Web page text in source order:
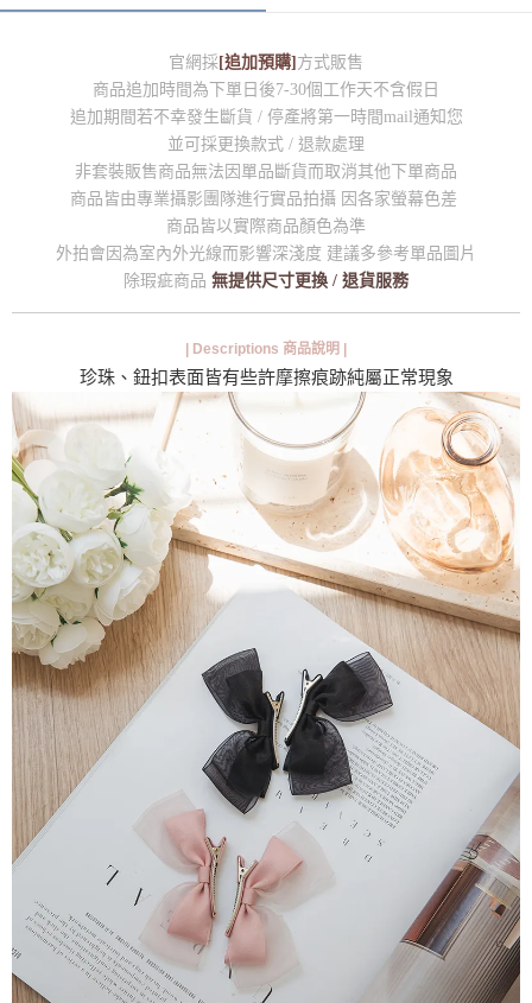
官網採[追加預購]方式販售
商品追加時間為下單日後7-30個工作天不含假日
追加期間若不幸發生斷貨 / 停產將第一時間mail通知您
並可採更換款式 / 退款處理
非套裝販售商品無法因單品斷貨而取消其他下單商品
商品皆由專業攝影團隊進行實品拍攝 因各家螢幕色差
商品皆以實際商品顏色為準
外拍會因為室內外光線而影響深淺度 建議多參考單品圖片
除瑕疵商品 無提供尺寸更換 / 退貨服務
| Descriptions 商品說明 |
珍珠、鈕扣表面皆有些許摩擦痕跡純屬正常現象